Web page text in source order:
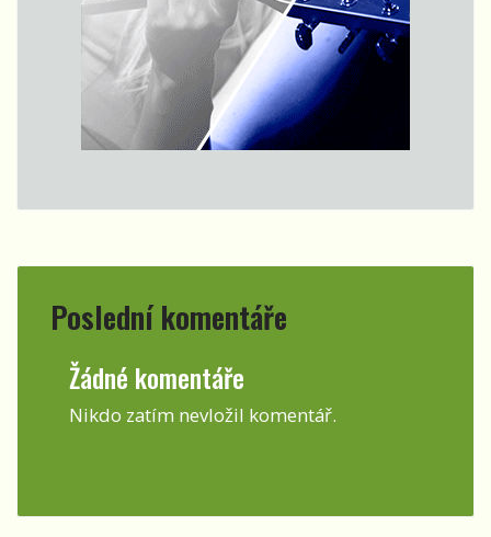
Poslední komentáře
Žádné komentáře
Nikdo zatím nevložil komentář.